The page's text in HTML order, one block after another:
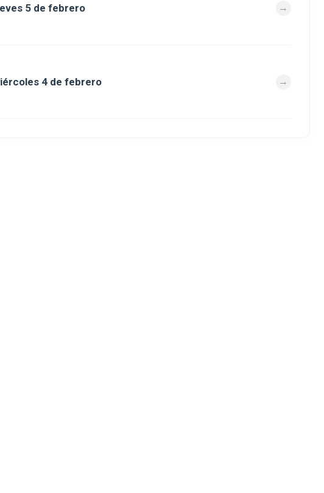
5 de febrero
4 de febrero